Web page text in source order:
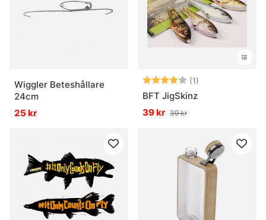
Vad är levande mask bra för?
Wiggler Beteshållare
24cm
25 kr
Betyg: (1)
BFT JigSkinz
39 kr 39 kr